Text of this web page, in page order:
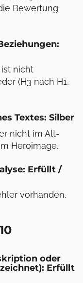
Bewertung
nicht
(H3 nach H1,
Textes: Silber
nicht im Alt-
Heroimage.
Erfüllt /
vorhanden.
oder
Erfüllt